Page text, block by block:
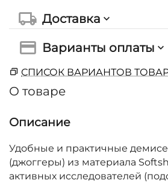
Доставка
Варианты оплаты
СПИСОК ВАРИАНТОВ
О товаре
Описание
Удобные и практичные
(джоггеры) из материала
активных исследователей